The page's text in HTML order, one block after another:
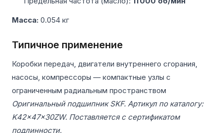
Масса: 0.054 кг
Типичное применение
Коробки передач, двигатели внутреннего сгорания,
насосы, компрессоры — компактные узлы с
ограниченным радиальным пространством
Оригинальный подшипник SKF. Артикул по каталогу:
K42x47x30ZW. Поставляется с сертификатом
подлинности.